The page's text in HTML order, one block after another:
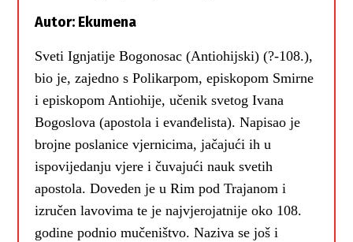
Autor: Ekumena
Sveti Ignjatije Bogonosac (Antiohijski) (?-108.),
bio je, zajedno s Polikarpom, episkopom Smirne
i episkopom Antiohije, učenik svetog Ivana
Bogoslova (apostola i evanđelista). Napisao je
brojne poslanice vjernicima, jačajući ih u
ispovijedanju vjere i čuvajući nauk svetih
apostola. Doveden je u Rim pod Trajanom i
izručen lavovima te je najvjerojatnije oko 108.
godine podnio mučeništvo. Naziva se još i